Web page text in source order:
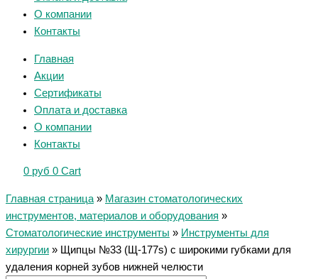
О компании
Контакты
Главная
Акции
Сертификаты
Оплата и доставка
О компании
Контакты
0 руб 0 Cart
Главная страница » Магазин стоматологических
инструментов, материалов и оборудования »
Стоматологические инструменты » Инструменты для
хирургии » Щипцы №33 (Щ-177s) с широкими губками для
удаления корней зубов нижней челюсти